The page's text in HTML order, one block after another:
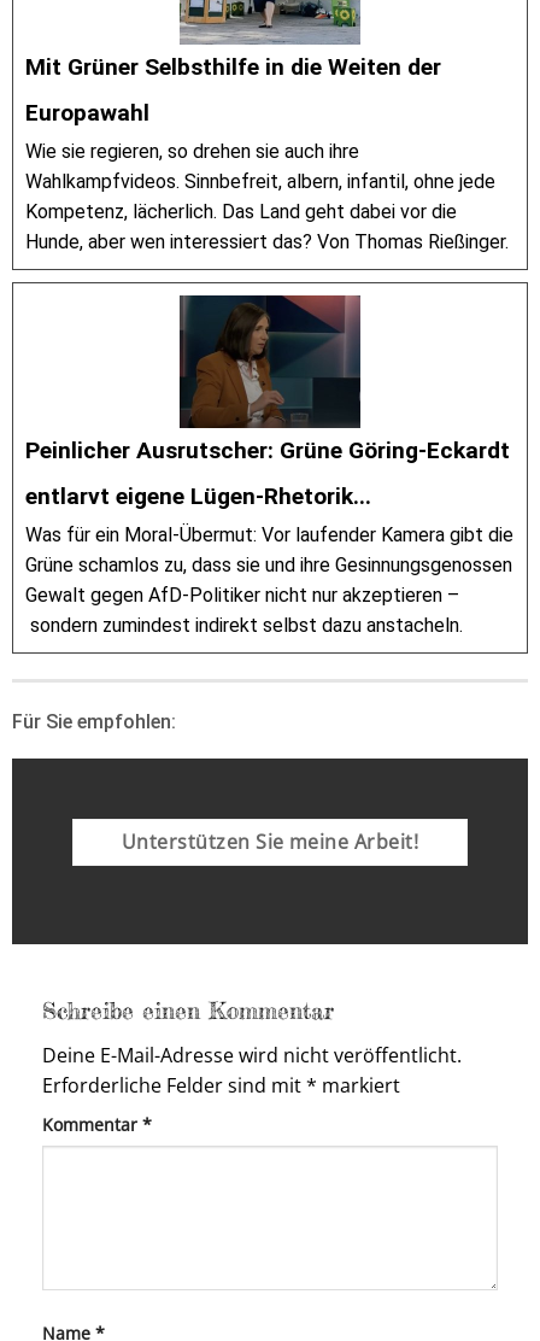
Mit Grüner Selbsthilfe in die Weiten der
Europawahl
Wie sie regieren, so drehen sie auch ihre
Wahlkampfvideos. Sinnbefreit, albern, infantil, ohne jede
Kompetenz, lächerlich. Das Land geht dabei vor die
Hunde, aber wen interessiert das? Von Thomas Rießinger.
Peinlicher Ausrutscher: Grüne Göring-Eckardt
entlarvt eigene Lügen-Rhetorik...
Was für ein Moral-Übermut: Vor laufender Kamera gibt die
Grüne schamlos zu, dass sie und ihre Gesinnungsgenossen
Gewalt gegen AfD-Politiker nicht nur akzeptieren –
sondern zumindest indirekt selbst dazu anstacheln.
Für Sie empfohlen:
Unterstützen Sie meine Arbeit!
Schreibe einen Kommentar
Deine E-Mail-Adresse wird nicht veröffentlicht.
Erforderliche Felder sind mit* markiert
Kommentar *
Name *